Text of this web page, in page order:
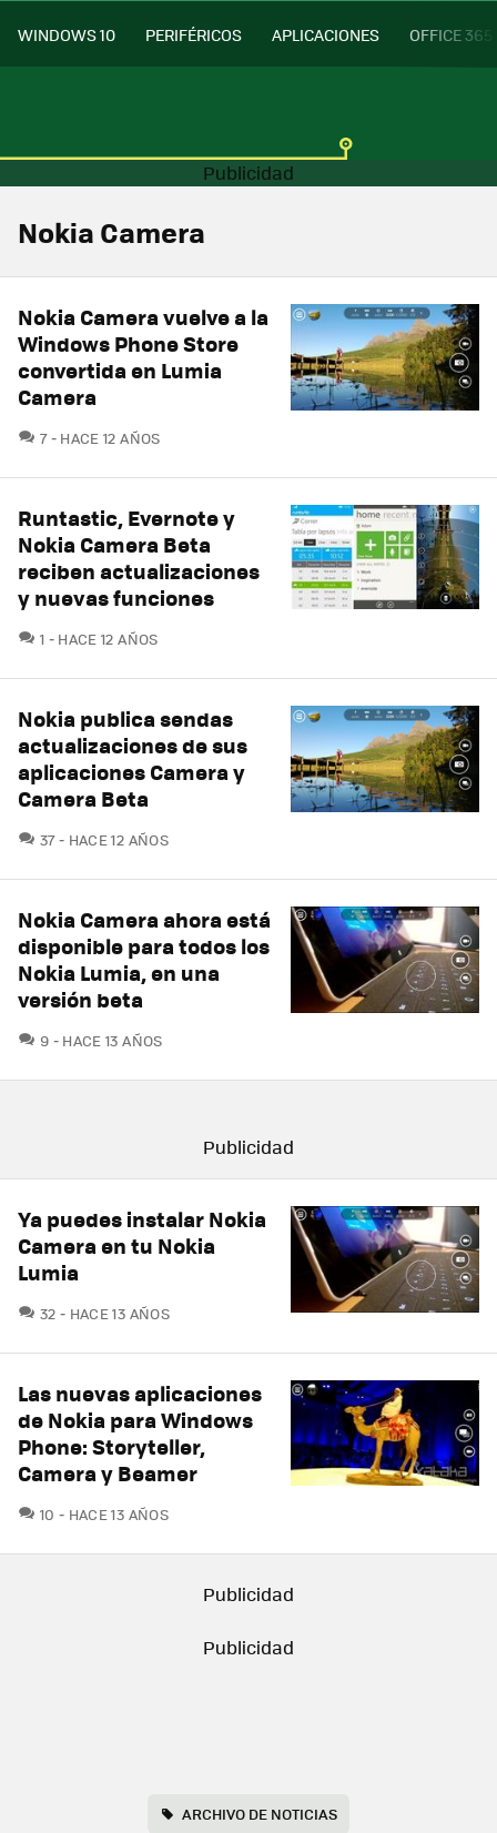
WINDOWS 10 PERIFÉRICOS APLICACIONES OFFICE 365
Nokia Camera
Nokia Camera vuelve a la
Windows Phone Store
convertida en Lumia
Camera
7COMENTARIOS
HACE 12 AÑOS
Runtastic, Evernote y
Nokia Camera Beta
reciben actualizaciones
y nuevas funciones
1 COMENTARIOS
HACE 12 AÑOS
Nokia publica sendas
actualizaciones de sus
aplicaciones Camera y
Camera Beta
37COMENTARIOS
HACE 12 AÑOS
Nokia Camera ahora está
disponible para todos los
Nokia Lumia, en una
versión beta
9 COMENTARIOS
HACE 13 AÑOS
Ya puedes instalar Nokia
Camera en tu Nokia
Lumia
32 COMENTARIOS
HACE 13 AÑOS
Las nuevas aplicaciones
de Nokia para Windows
Phone: Storyteller,
Camera y Beamer
10 COMENTARIOS
HACE 13 AÑOS
ARCHIVO DE NOTICIAS